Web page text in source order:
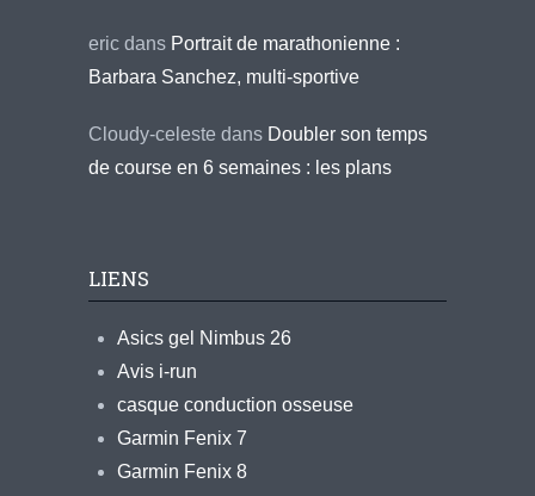
eric dans Portrait de marathonienne :
Barbara Sanchez, multi-sportive
Cloudy-celeste dans Doubler son temps
de course en 6 semaines : les plans
LIENS
Asics gel Nimbus 26
Avis i-run
casque conduction osseuse
Garmin Fenix 7
Garmin Fenix 8